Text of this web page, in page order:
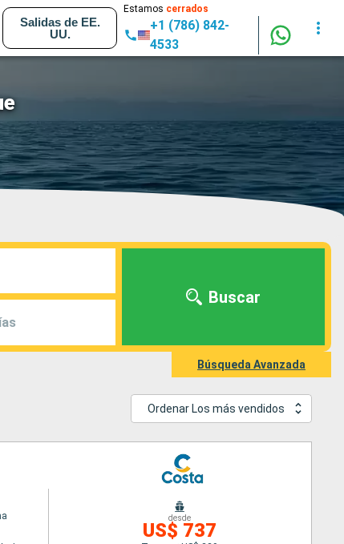
Salidas de EE.
UU.
Estamos cerrados
+1 (786) 842-
4533
Buscar
Búsqueda Avanzada
Ordenar Los más vendidos
desde
US$ 737